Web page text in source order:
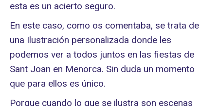
esta es un acierto seguro.
En este caso, como os comentaba, se trata de
una Ilustración personalizada donde les
podemos ver a todos juntos en las fiestas de
Sant Joan en Menorca. Sin duda un momento
que para ellos es único.
Porque cuando lo que se ilustra son escenas